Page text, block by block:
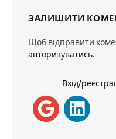
ЗАЛИШИТИ
Щоб відправити
авторизуватись.
Вхід/